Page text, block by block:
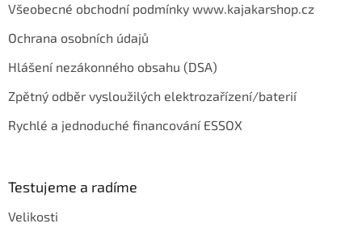
Všeobecné obchodní podmínky www.kajakarshop.cz
Ochrana osobních údajů
Hlášení nezákonného obsahu (DSA)
Zpětný odběr vysloužilých elektrozařízení/baterií
Rychlé a jednoduché financování ESSOX
Testujeme a radíme
Velikosti